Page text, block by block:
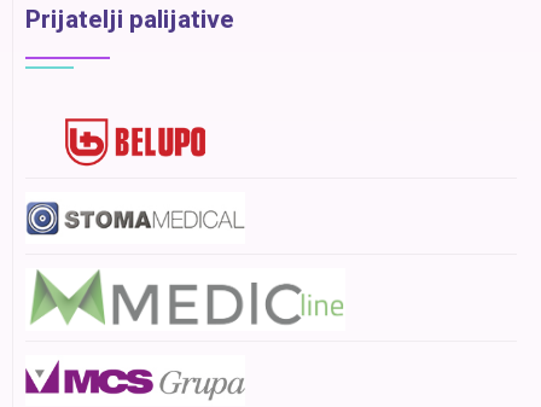
Prijatelji palijative